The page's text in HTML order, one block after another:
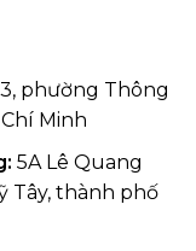
phường Thông
Minh
5A Lê Quang
Tây, thành phố